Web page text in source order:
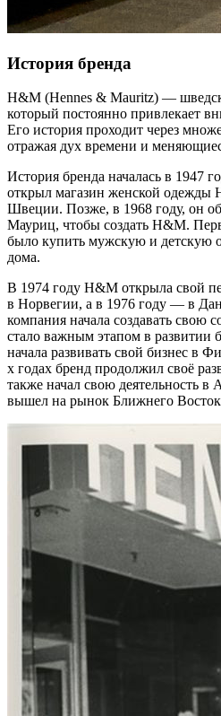
История бренда
H&M (Hennes & Mauritz) —
который постоянно привлекает
Его история проходит через
отражая дух времени и
История бренда началась в 1947
открыл магазин женской одежды
Швеции. Позже, в 1968 году, он
Мауриц, чтобы создать H&M.
было купить мужскую и детскую
дома.
В 1974 году H&M открыла свой
в Норвегии, а в 1976 году — в
компания начала создавать свою
стало важным этапом в развитии
начала развивать свой бизнес в
х годах бренд продолжил своё
также начал свою деятельность
вышел на рынок Ближнего